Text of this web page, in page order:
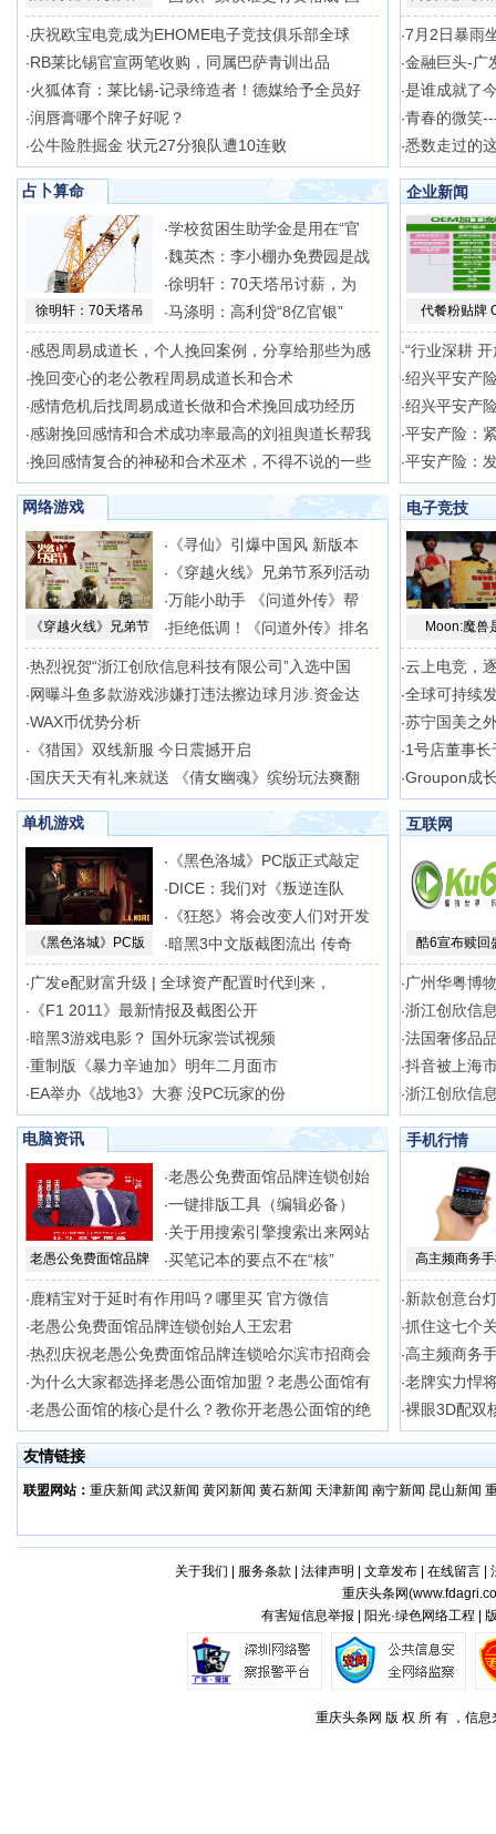
·庆祝欧宝电竞成为EHOME电子竞技俱乐部全球
·RB莱比锡官宣两笔收购，同属巴萨青训出品
·火狐体育：莱比锡-记录缔造者！德媒给予全员好
·润唇膏哪个牌子好呢？
·公牛险胜掘金 状元27分狼队遭10连败
·7月2日暴雨
·金融巨头-广
·是谁成就了
·青春的微笑
·悉数走过的
占卜算命
徐明轩：70天塔吊
·学校贫困生助学金是用在“官
·魏英杰：李小棚办免费园是战
·徐明轩：70天塔吊讨薪，为
·马涤明：高利贷“8亿官银”
·感恩周易成道长，个人挽回案例，分享给那些为感
·挽回变心的老公教程周易成道长和合术
·感情危机后找周易成道长做和合术挽回成功经历
·感谢挽回感情和合术成功率最高的刘祖舆道长帮我
·挽回感情复合的神秘和合术巫术，不得不说的一些
企业新闻
代餐粉贴牌
·“行业深耕
·绍兴平安产
·绍兴平安产
·平安产险：
·平安产险：
网络游戏
《穿越火线》兄弟节
· 《寻仙》引爆中国风 新版本
· 《穿越火线》兄弟节系列活动
·万能小助手 《问道外传》帮
·拒绝低调！《问道外传》排名
·热烈祝贺“浙江创欣信息科技有限公司”入选中国
·网曝斗鱼多款游戏涉嫌打违法擦边球月涉.资金达
·WAX币优势分析
· 《猎国》双线新服 今日震撼开启
· 国庆天天有礼来就送 《倩女幽魂》缤纷玩法爽翻
电子竞技
Moon:魔兽
·云上电竞，
·全球可持续
·苏宁国美之
·1号店董事
·Groupon成
单机游戏
《黑色洛城》PC版
· 《黑色洛城》PC版正式敲定
·DICE：我们对《叛逆连队
· 《狂怒》将会改变人们对开发
·暗黑3中文版截图流出 传奇
· 广发e配财富升级 | 全球资产配置时代到来，
· 《F1 2011》最新情报及截图公开
·暗黑3游戏电影？ 国外玩家尝试视频
·重制版《暴力辛迪加》明年二月面市
·EA举办《战地3》大赛 没PC玩家的份
互联网
酷6宣布赎回
· 广州华粤博
·浙江创欣信
·法国奢侈品
·抖音被上海
·浙江创欣信
电脑资讯
老愚公免费面馆品牌
·老愚公免费面馆品牌连锁创始
·一键排版工具（编辑必备）
·关于用搜索引擎搜索出来网站
·买笔记本的要点不在“核”
· 鹿精宝对于延时有作用吗？哪里买 官方微信
·老愚公免费面馆品牌连锁创始人王宏君
·热烈庆祝老愚公免费面馆品牌连锁哈尔滨市招商会
·为什么大家都选择老愚公面馆加盟？老愚公面馆有
·老愚公面馆的核心是什么？教你开老愚公面馆的绝
手机行情
高主频商务
·新款创意台
·抓住这七个
·高主频商务
·老牌实力悍
·裸眼3D配双
友情链接
联盟网站： 重庆新闻 武汉新闻 黄冈新闻 黄石新闻 天津新闻 南宁新闻 昆山新闻
关于我们 服务条款 法律声明 文章发布| 在线留言|
重庆头条网(
有害短信息举报 | 阳光·绿色网络工程 |
重庆头条网 版 权 所 有 ，信